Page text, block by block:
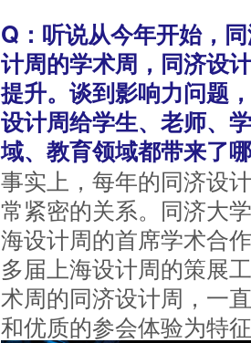
Q：听说从今年开始，
计周的学术周，同济设
提升。谈到影响力问题
设计周给学生、老师、
域、教育领域都带来了
事实上，每年的同济设
常紧密的关系。同济大
海设计周的首席学术合
多届上海设计周的策展
术周的同济设计周，一
和优质的参会体验为特